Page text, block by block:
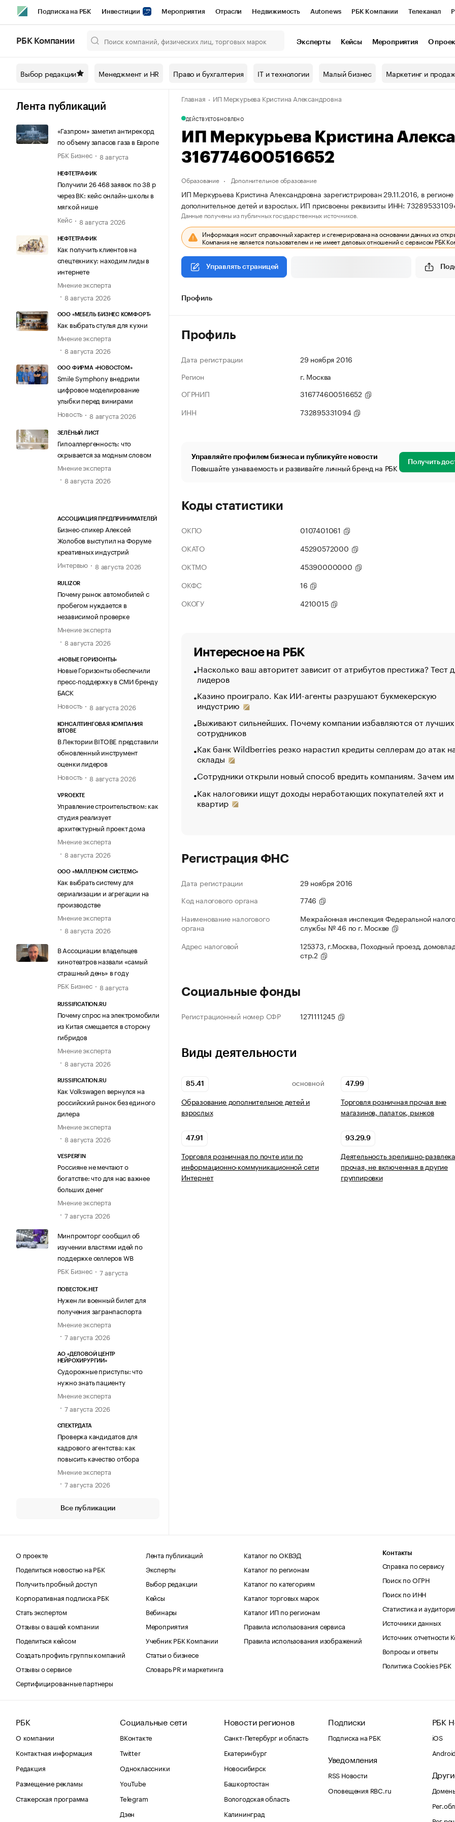
Подписка на РБК Инвестиции Мероприятия Отрасли Недвижимость Autonews РБК Компании Телеканал
Спецпроекты СПб Конференции СПб Спецпроекты Проверка контрагентов
Технологии и медиа Рынок наличной валюты
РБК Компании Эксперты Кейсы Мероприятия О
Выбор редакции Менеджмент и HR Право и бухгалтерия IT и технологии Малый бизнес Маркетинг и
Лента публикаций
«Газпром» заметил антирекорд
по объему запасов газа в Европе
РБК Бизнес
8 августа
НЕФТЕТРАФИК
Получили 26 468 заявок по 38 р
через ВК: кейс онлайн-школы в
мягкой нише
Кейс
8 августа 2026
НЕФТЕТРАФИК
Как получить клиентов на
спецтехнику: находим лиды в
интернете
Мнение эксперта
8 августа 2026
ООО «МЕБЕЛЬ БИЗНЕС КОМФОРТ»
Как выбрать стулья для кухни
Мнение эксперта
8 августа 2026
ООО ФИРМА «НОВОСТОМ»
Smile Symphony внедрили
цифровое моделирование
улыбки перед винирами
Новость
8 августа 2026
ЗЕЛЁНЫЙ ЛИСТ
Гипоаллергенность: что
скрывается за модным словом
Мнение эксперта
8 августа 2026
АССОЦИАЦИЯ ПРЕДПРИНИМАТЕЛЕЙ
Бизнес-спикер Алексей
Жолобов выступил на Форуме
креативных индустрий
Интервью
8 августа 2026
RULIZOR
Почему рынок автомобилей с
пробегом нуждается в
независимой проверке
Мнение эксперта
8 августа 2026
«НОВЫЕ ГОРИЗОНТЫ»
Новые Горизонты обеспечили
пресс-поддержку в СМИ бренду
БАСК
Новость
8 августа 2026
КОНСАЛТИНГОВАЯ КОМПАНИЯ
BITOBE
В Лектории BITOBE представили
обновленный инструмент
оценки лидеров
Новость
8 августа 2026
VPROEKTE
Управление строительством: как
студия реализует
архитектурный проект дома
Мнение эксперта
8 августа 2026
ООО «МАЛЛЕНОМ СИСТЕМС»
Как выбрать систему для
сериализации и агрегации на
производстве
Мнение эксперта
8 августа 2026
В Ассоциации владельцев
кинотеатров назвали «самый
страшный день» в году
РБК Бизнес
8 августа
RUSSIFICATION.RU
Почему спрос на электромобили
из Китая смещается в сторону
гибридов
Мнение эксперта
8 августа 2026
RUSSIFICATION.RU
Как Volkswagen вернулся на
российский рынок без единого
дилера
Мнение эксперта
8 августа 2026
VESPERFIN
Россияне не мечтают о
богатстве: что для нас важнее
больших денег
Мнение эксперта
7 августа 2026
Минпромторг сообщил об
изучении властями идей по
поддержке селлеров WB
РБК Бизнес
7 августа
ПОВЕСТОК.НЕТ
Нужен ли военный билет для
получения загранпаспорта
Мнение эксперта
7 августа 2026
АО «ДЕЛОВОЙ ЦЕНТР
НЕЙРОХИРУРГИИ»
Судорожные приступы: что
нужно знать пациенту
Мнение эксперта
7 августа 2026
СПЕКТРДАТА
Проверка кандидатов для
кадрового агентства: как
повысить качество отбора
Мнение эксперта
7 августа 2026
Все публикации
Главная ИП Меркурьева Кристина Александровна
ДЕЙСТВУЕТОБНОВЛЕНО
ИП Меркурьева Кристина
316774600516652
Образование Дополнительное образование
ИП Меркурьева Кристина Александровна зарегистрирован 29.11.2016, в
дополнительное детей и взрослых. ИП присвоены реквизиты ИНН:
Данные получены из публичных государственных источников.
Информация носит справочный характер и сгенерирована на основании данных из
Компания не является пользователем и не имеет деловых отношений с сервисом РБК
Управлять страницей
Профиль
Профиль
Дата регистрации
29 ноября 2016
Регион
г. Москва
ОГРНИП
316774600516652
ИНН
732895331094
Управляйте профилем бизнеса и публикуйте новости
Повышайте узнаваемость и развивайте личный бренд на РБК Получить
Коды статистики
ОКПО
0107401061
ОКАТО
45290572000
ОКТМО
45390000000
ОКФС
16
ОКОГУ
4210015
Интересное на РБК
Насколько ваш авторитет зависит от атрибутов престижа? Тест
лидеров
Казино проиграло. Как ИИ-агенты разрушают букмекерскую
индустрию
Выживают сильнейших. Почему компании избавляются от лучших
сотрудников
Как банк Wildberries резко нарастил кредиты селлерам до атак
склады
Сотрудники открыли новый способ вредить компаниям. Зачем
Как налоговики ищут доходы неработающих покупателей яхт и
квартир
Регистрация ФНС
Дата регистрации
29 ноября 2016
Код налогового органа
7746
Наименование налогового
органа
Межрайонная инспекция Федеральной
службы № 46 по г. Москве
Адрес налоговой
125373, г.Москва, Походный проезд,
стр.2
Социальные фонды
Регистрационный номер СФР 1271111245
Виды деятельности
85.41 ОСНОВНОЙ
Образование дополнительное детей и
взрослых
47.99
Торговля розничная прочая вне
магазинов, палаток, рынков
47.91
Торговля розничная по почте или по
информационно-коммуникационной сети
Интернет
93.29.9
Деятельность зрелищно-
прочая, не включенная в другие
группировки
О проекте
Поделиться новостью на РБК
Получить пробный доступ
Корпоративная подписка РБК
Стать экспертом
Отзывы о вашей компании
Поделиться кейсом
Создать профиль группы компаний
Отзывы о сервисе
Сертифицированные партнеры
Лента публикаций
Эксперты
Выбор редакции
Кейсы
Вебинары
Мероприятия
Учебник РБК Компании
Статьи о бизнесе
Словарь PR и маркетинга
Каталог по ОКВЭД
Каталог по регионам
Каталог по категориям
Каталог торговых марок
Каталог ИП по регионам
Правила использования сервиса
Правила использования изображений
Контакты
Справка по сервису
Поиск по ОГРН
Поиск по ИНН
Статистика и
Источники данных
Источник отчетности
Вопросы и ответы
Политика Cookies РБК
РБК
О компании
Контактная информация
Редакция
Размещение рекламы
Стажерская программа
Социальные сети
ВКонтакте
Twitter
Одноклассники
YouTube
Telegram
Дзен
Новости регионов
Санкт-Петербург и область
Екатеринбург
Новосибирск
Башкортостан
Вологодская область
Калининград
Подписки
Подписка на РБК
Уведомления
RSS Новости
Оповещения RBC.ru
РБК
iOS